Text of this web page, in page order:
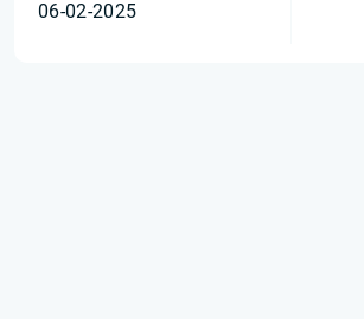
06-02-2025